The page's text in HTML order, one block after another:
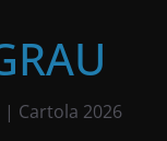
Cartola 2026